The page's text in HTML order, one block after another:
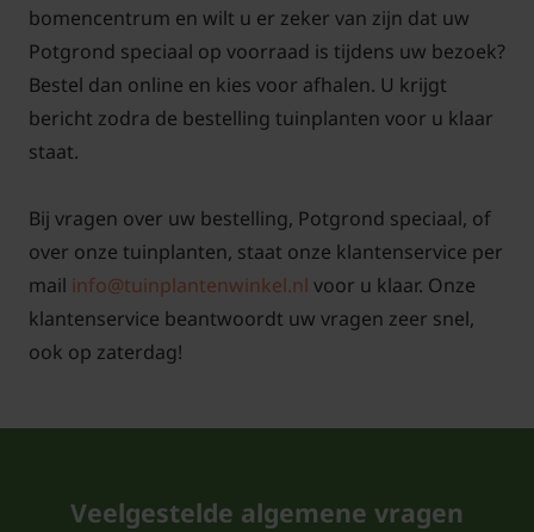
bomencentrum en wilt u er zeker van zijn dat uw
Potgrond speciaal op voorraad is tijdens uw bezoek?
Bestel dan online en kies voor afhalen. U krijgt
bericht zodra de bestelling tuinplanten voor u klaar
staat.
Bij vragen over uw bestelling, Potgrond speciaal, of
over onze tuinplanten, staat onze klantenservice per
mail info@tuinplantenwinkel.nl voor u klaar. Onze
klantenservice beantwoordt uw vragen zeer snel,
ook op zaterdag!
Veelgestelde algemene vragen